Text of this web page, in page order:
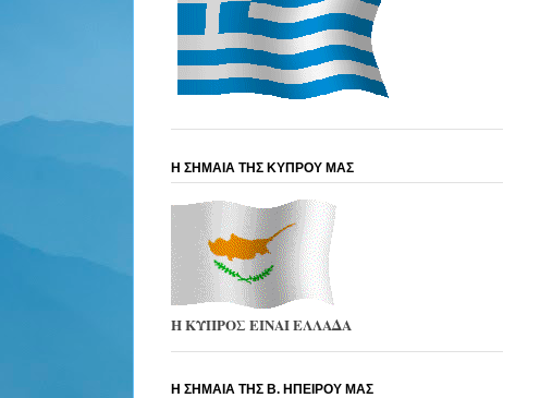
Η ΣΗΜΑΙΑ ΤΗΣ ΚΥΠΡΟΥ ΜΑΣ
Η ΚΥΠΡΟΣ ΕΙΝΑΙ ΕΛΛΑΔΑ
Η ΣΗΜΑΙΑ ΤΗΣ Β. ΗΠΕΙΡΟΥ ΜΑΣ